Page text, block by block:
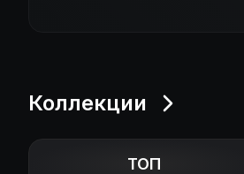
Коллекции
ТОП